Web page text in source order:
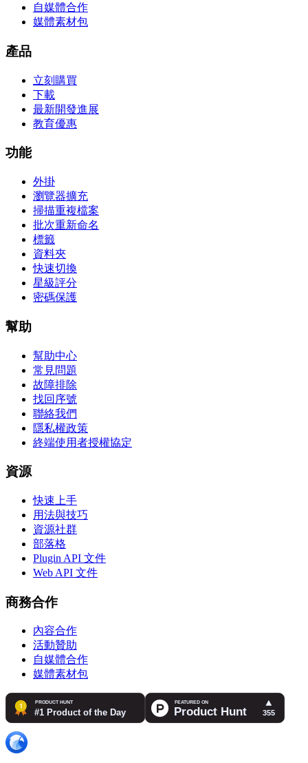
自媒體合作
媒體素材包
產品
立刻購買
下載
最新開發進展
教育優惠
功能
外掛
瀏覽器擴充
掃描重複檔案
批次重新命名
標籤
資料夾
快速切換
星級評分
密碼保護
幫助
幫助中心
常見問題
故障排除
找回序號
聯絡我們
隱私權政策
終端使用者授權協定
資源
快速上手
用法與技巧
資源社群
部落格
Plugin API 文件
Web API 文件
商務合作
內容合作
活動贊助
自媒體合作
媒體素材包